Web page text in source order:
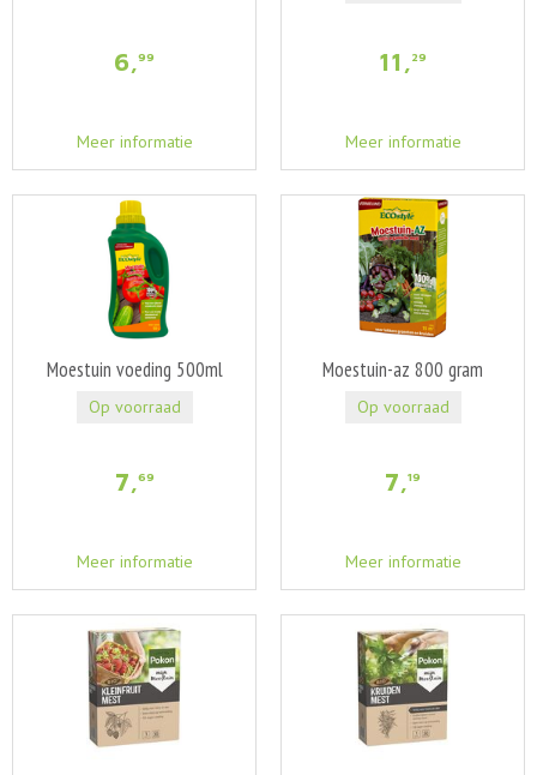
6,99
Meer informatie
11 ,29
Meer informatie
Moestuin voeding 500ml
7,69
Meer informatie
Op voorraad
Moestuin-az 800 gram
7,19
Meer informatie
Op voorraad